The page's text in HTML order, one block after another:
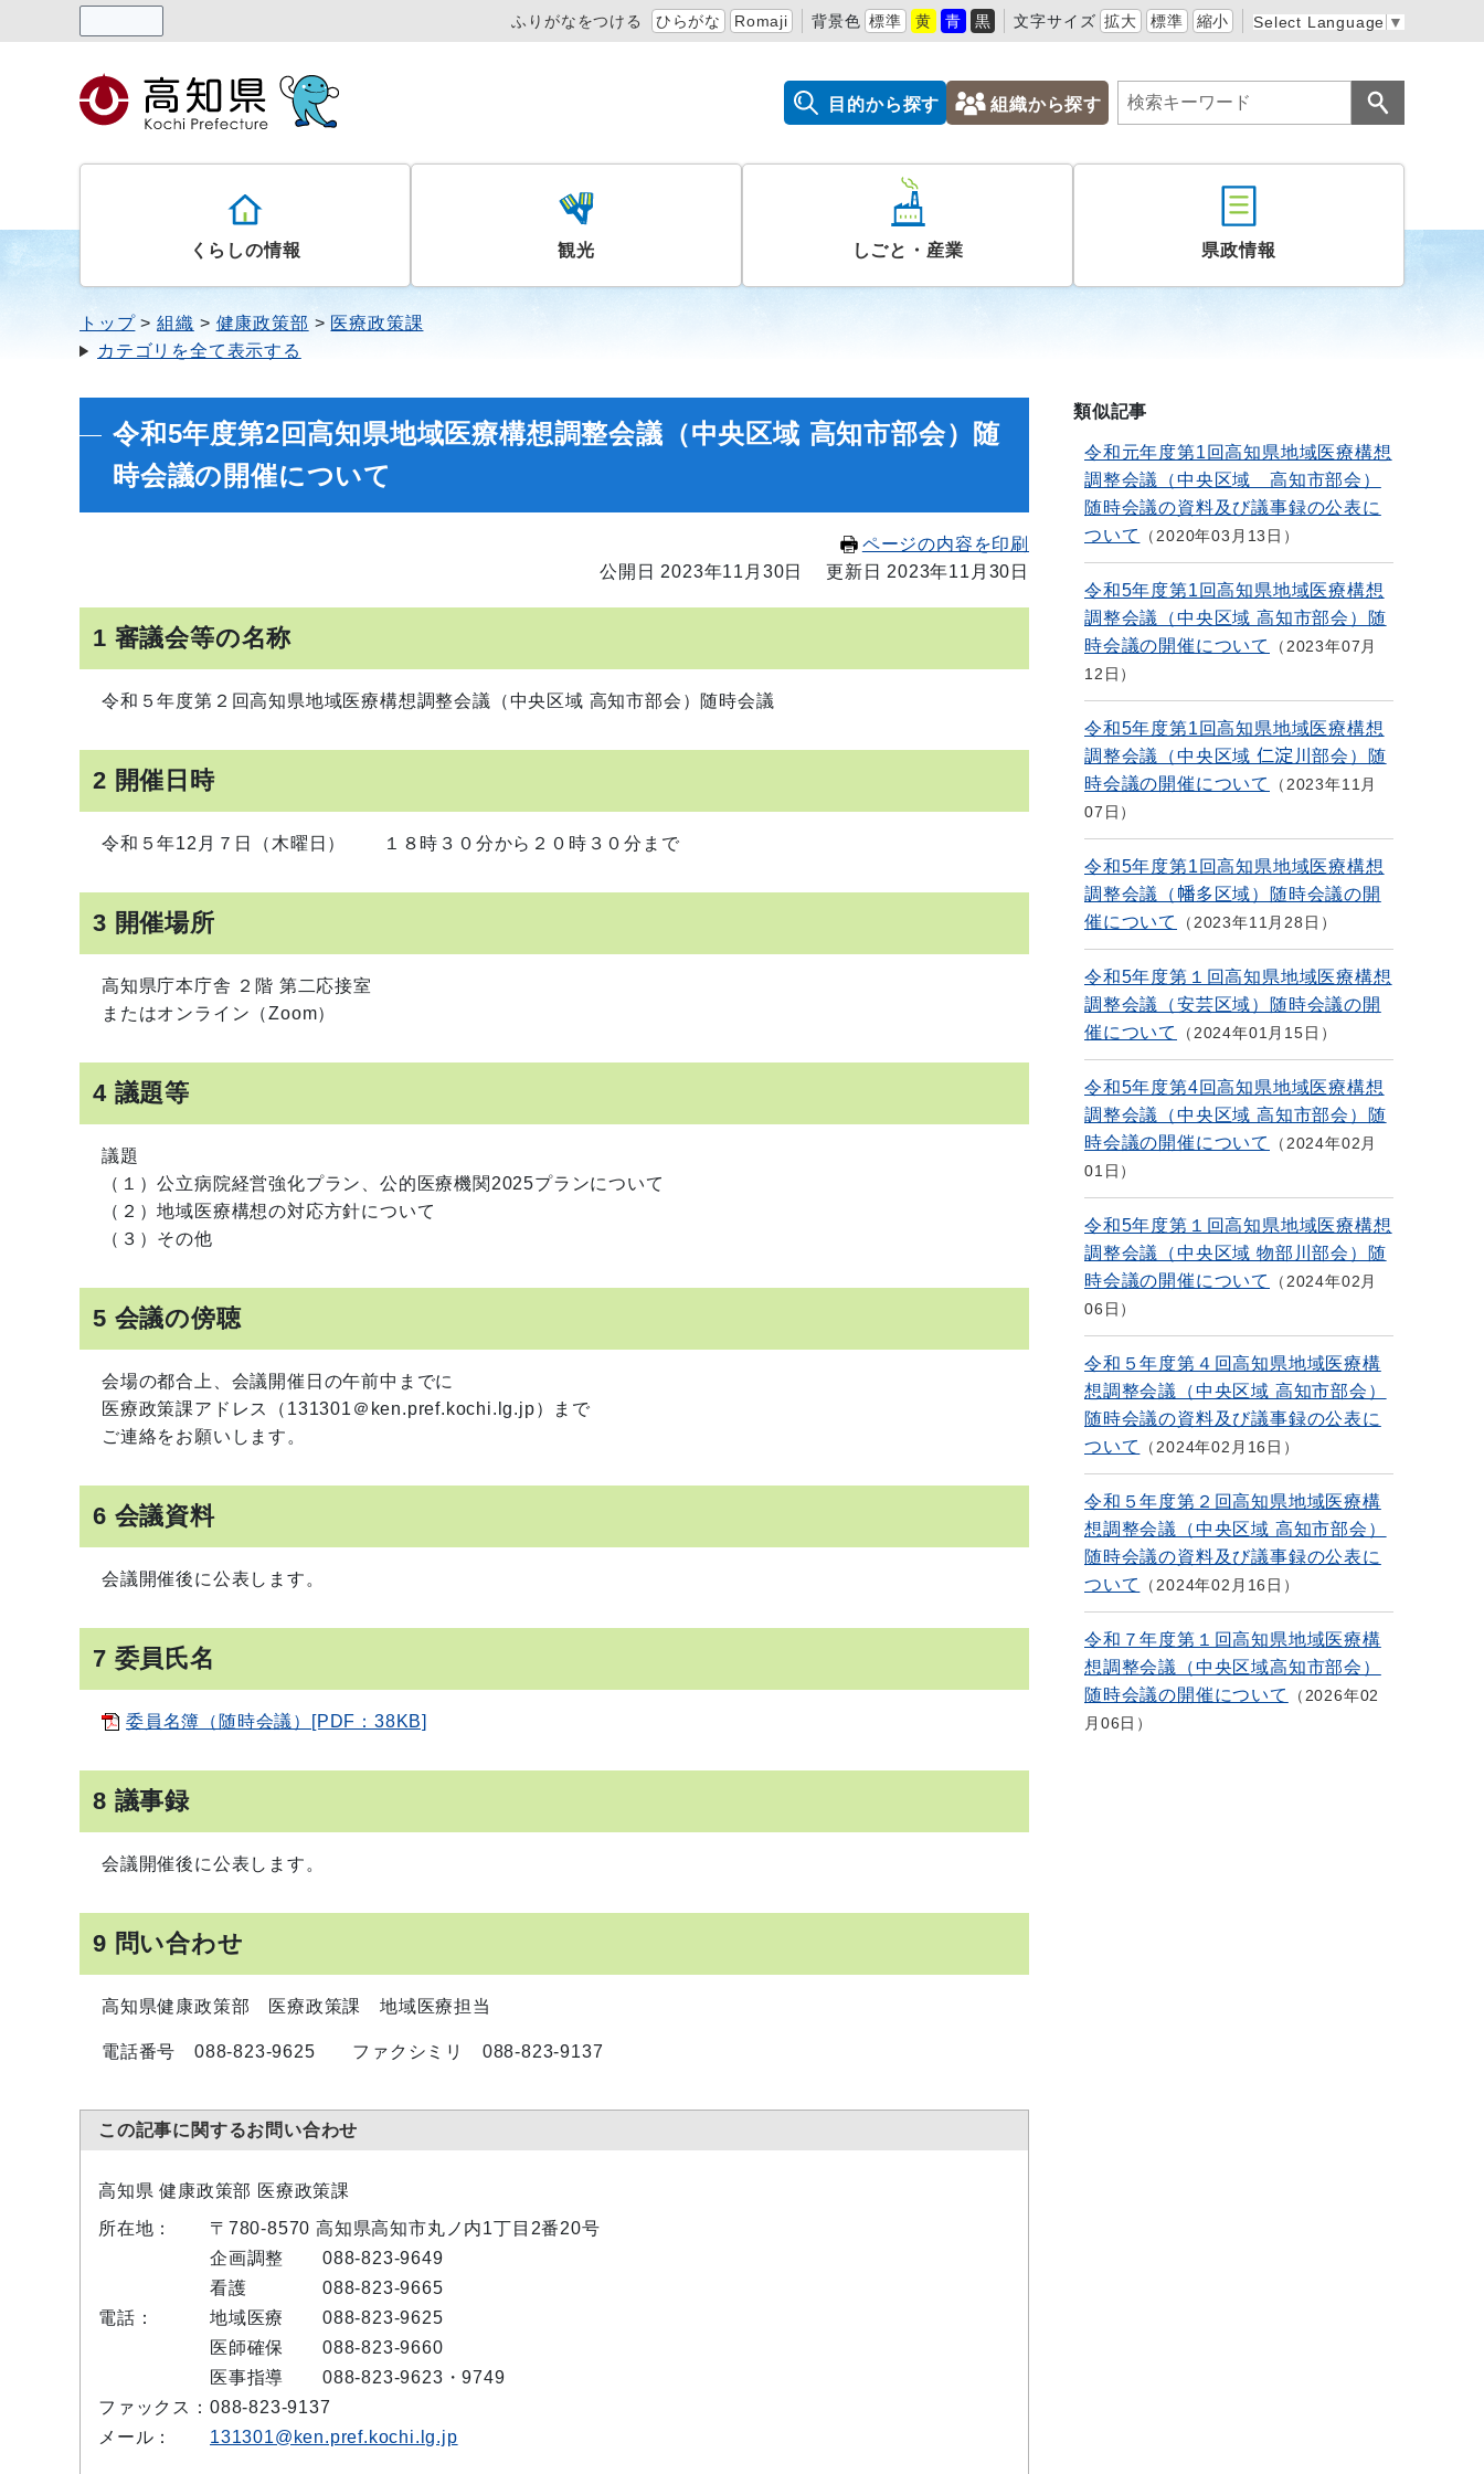
ふりがなをつける ひらがな Romaji 背景色 標準 黄 青 黒 文字サイズ 拡大 標準 縮小 Select Language ▼
目的から探す 組織から探す
くらしの情報 観光 しごと・産業 県政情報
トップ 組織 健康政策部
医療政策課
カテゴリを全て表示する
令和5年度第2回高知県地域医療構想調整会議（中央区域 高知市部会）随
時会議の開催について
ページの内容を印刷
公開日 2023年11月30日
更新日 2023年11月30日
1 審議会等の名称
令和５年度第２回高知県地域医療構想調整会議（中央区域 高知市部会）随時会議
2 開催日時
令和５年12月７日（木曜日） １８時３０分から２０時３０分まで
3 開催場所
高知県庁本庁舎 ２階 第二応接室
またはオンライン（Zoom）
4 議題等
議題
（１）公立病院経営強化プラン、公的医療機関2025プランについて
（２）地域医療構想の対応方針について
（３）その他
5 会議の傍聴
会場の都合上、会議開催日の午前中までに
医療政策課アドレス（131301＠ken.pref.kochi.lg.jp）まで
ご連絡をお願いします。
6 会議資料
会議開催後に公表します。
7 委員氏名
委員名簿（随時会議）[PDF：38KB]
8 議事録
会議開催後に公表します。
9 問い合わせ
高知県健康政策部 医療政策課 地域医療担当
電話番号 088-823-9625 ファクシミリ 088-823-9137
この記事に関するお問い合わせ
高知県 健康政策部 医療政策課
所在地：
〒780-8570 高知県高知市丸ノ内1丁目2番20号
電話：
企画調整
088-823-9649
看護
088-823-9665
地域医療
088-823-9625
医師確保
088-823-9660
医事指導
088-823-9623・9749
ファックス： 088-823-9137
メール：
131301@ken.pref.kochi.lg.jp
類似記事
令和元年度第1回高知県地域医療構想
調整会議（中央区域 高知市部会）
随時会議の資料及び議事録の公表に
ついて
2020年03月13日
令和5年度第1回高知県地域医療構想
調整会議（中央区域 高知市部会）随
時会議の開催について
2023年07月
12日
令和5年度第1回高知県地域医療構想
調整会議（中央区域 仁淀川部会）随
時会議の開催について
2023年11月
07日
令和5年度第1回高知県地域医療構想
調整会議（幡多区域）随時会議の開
催について
2023年11月28日
令和5年度第１回高知県地域医療構想
調整会議（安芸区域）随時会議の開
催について
2024年01月15日
令和5年度第4回高知県地域医療構想
調整会議（中央区域 高知市部会）随
時会議の開催について
2024年02月
01日
令和5年度第１回高知県地域医療構想
調整会議（中央区域 物部川部会）随
時会議の開催について
2024年02月
06日
令和５年度第４回高知県地域医療構
想調整会議（中央区域 高知市部会）
随時会議の資料及び議事録の公表に
ついて
2024年02月16日
令和５年度第２回高知県地域医療構
想調整会議（中央区域 高知市部会）
随時会議の資料及び議事録の公表に
ついて
2024年02月16日
令和７年度第１回高知県地域医療構
想調整会議（中央区域高知市部会）
随時会議の開催について
2026年02
月06日